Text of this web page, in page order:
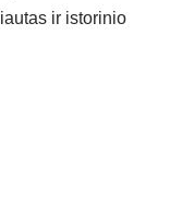
ir is­to­ri­nio